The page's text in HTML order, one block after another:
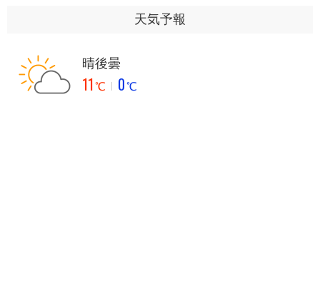
天気予報
晴後曇
11℃ 0℃